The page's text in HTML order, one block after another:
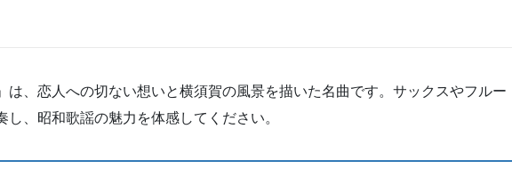
は、恋人への切ない想いと横須賀の風景を描いた名曲です。サックスやフルー
し、昭和歌謡の魅力を体感してください。